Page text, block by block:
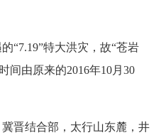
“7.19”特大洪灾，故“苍岩
间由原来的2016年10月30
晋结合部，太行山东麓，井